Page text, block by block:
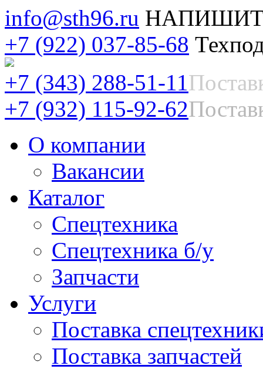
info@sth96.ru
+7 (922) 037-85-68
+7 (343) 288-51-11
+7 (932) 115-92-62
О компании
Вакансии
Каталог
Спецтехника
Спецтехника б/у
Запчасти
Услуги
Поставка
Поставка запчастей